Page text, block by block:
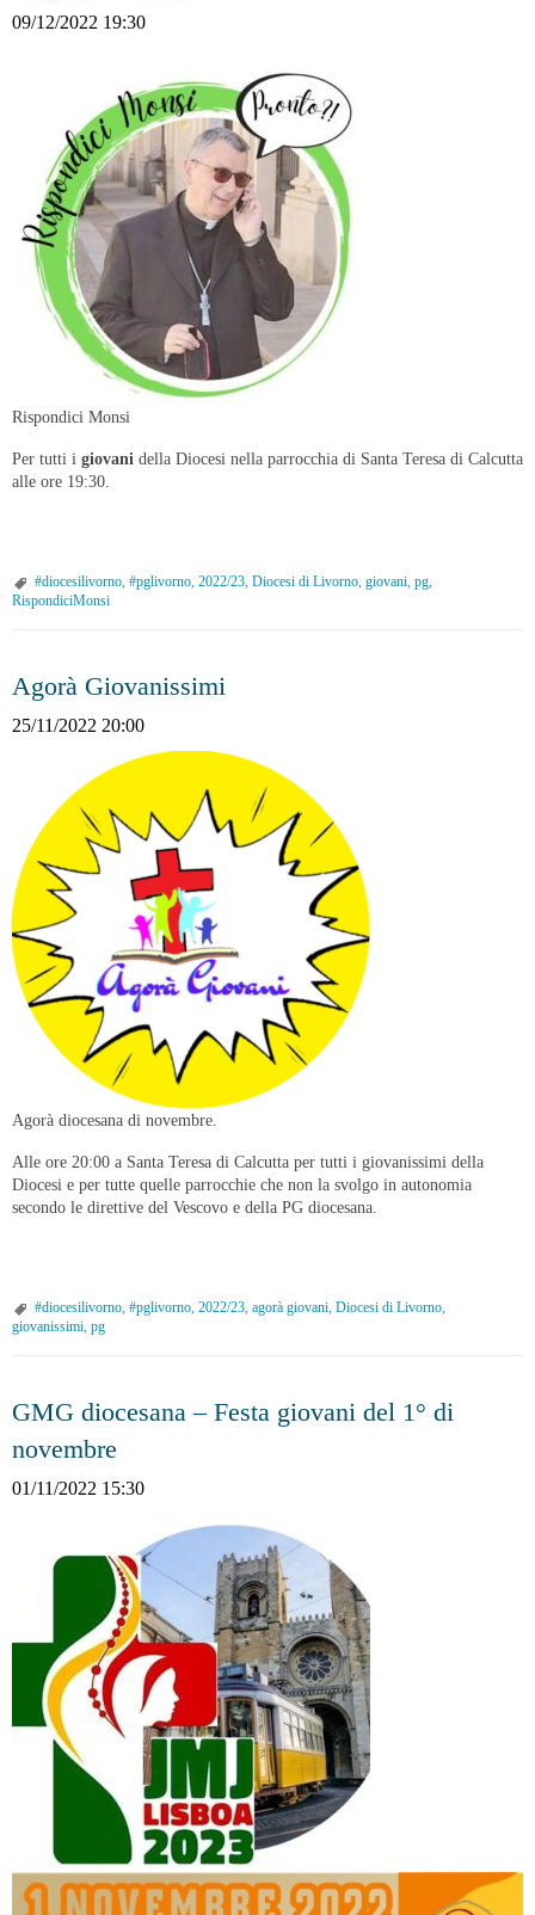
09/12/2022 19:30
Rispondici Monsi
Per tutti i giovani della Diocesi nella parrocchia di Santa Teresa di Calcutta
alle ore 19:30.
#diocesilivorno, #pglivorno, 2022/23, Diocesi di Livorno, giovani, pg,
RispondiciMonsi
Agorà Giovanissimi
25/11/2022 20:00
Agorà diocesana di novembre.
Alle ore 20:00 a Santa Teresa di Calcutta per tutti i giovanissimi della
Diocesi e per tutte quelle parrocchie che non la svolgo in autonomia
secondo le direttive del Vescovo e della PG diocesana.
#diocesilivorno, #pglivorno, 2022/23, agorà giovani, Diocesi di Livorno,
giovanissimi, pg
GMG diocesana – Festa giovani del 1° di
novembre
01/11/2022 15:30